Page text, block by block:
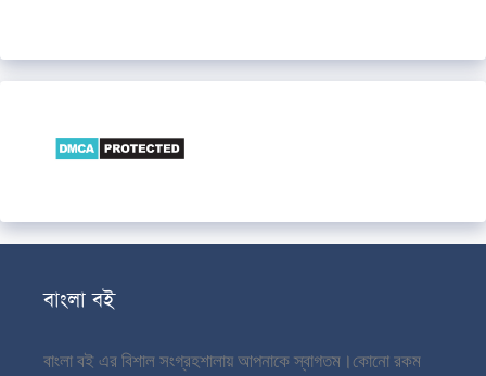
বাংলা বই
বাংলা বই এর বিশাল সংগ্রহশালায় আপনাকে স্বাগতম।কোনো রকম